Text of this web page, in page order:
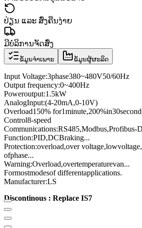
ປ່ຽນ ແລະ ສົ່ງຄືນງ່າຍ
ມີບໍລິການຈັດສົ່ງ
ຂໍ້ມູນຈຳເພາະ ຂໍ້ມູນຜູ້ຜະລິດ
Input Voltage:3phase380~480V50/60Hz
Output frequency:0~400Hz
Poweroutput:1.5kW
AnalogInput:(4-20mA,0-10V)
Overload150% for1minute,200%in30
Control8-speed
Communications:RS485,Modbus,Profibus-
Function:PID,DCBraking...
Protection:overload,over voltage,lowvoltage,
ofphase...
Warning:Overload,overtemperaturevan...
Formostmodesof differentapplications.
Manufacturer:LS
Discontinous : Replace IS7